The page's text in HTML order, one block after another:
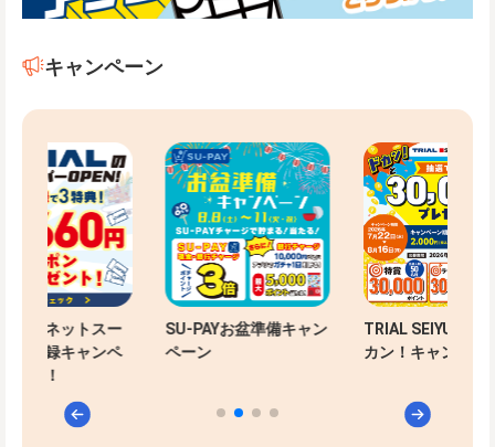
キャンペーン
アルネットスー
前登録キャンペ
施中！
SU-PAYお盆準備キャン
ペーン
TRIAL SEIYU 合同
カン！キャンペー